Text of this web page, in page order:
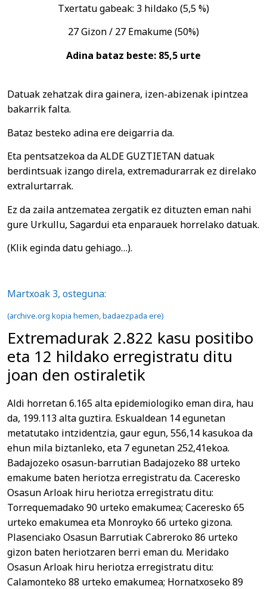
Txertatu gabeak: 3 hildako (5,5 %)
27 Gizon / 27 Emakume (50%)
Adina bataz beste: 85,5 urte
Datuak zehatzak dira gainera, izen-abizenak ipintzea
bakarrik falta.
Bataz besteko adina ere deigarria da.
Eta pentsatzekoa da ALDE GUZTIETAN datuak
berdintsuak izango direla, extremadurarrak ez direlako
extralurtarrak.
Ez da zaila antzematea zergatik ez dituzten eman nahi
gure Urkullu, Sagardui eta enparauek horrelako datuak.
(Klik eginda datu gehiago…).
Martxoak 3, osteguna:
(archive.org kopia hemen, badaezpada ere)
Extremadurak 2.822 kasu positibo
eta 12 hildako erregistratu ditu
joan den ostiraletik
Aldi horretan 6.165 alta epidemiologiko eman dira, hau
da, 199.113 alta guztira. Eskualdean 14 egunetan
metatutako intzidentzia, gaur egun, 556,14 kasukoa da
ehun mila biztanleko, eta 7 egunetan 252,41ekoa.
Badajozeko osasun-barrutian Badajozeko 88 urteko
emakume baten heriotza erregistratu da. Caceresko
Osasun Arloak hiru heriotza erregistratu ditu:
Torrequemadako 90 urteko emakumea; Caceresko 65
urteko emakumea eta Monroyko 66 urteko gizona.
Plasenciako Osasun Barrutiak Cabreroko 86 urteko
gizon baten heriotzaren berri eman du. Meridako
Osasun Arloak hiru heriotza erregistratu ditu:
Calamonteko 88 urteko emakumea; Hornatxoseko 89